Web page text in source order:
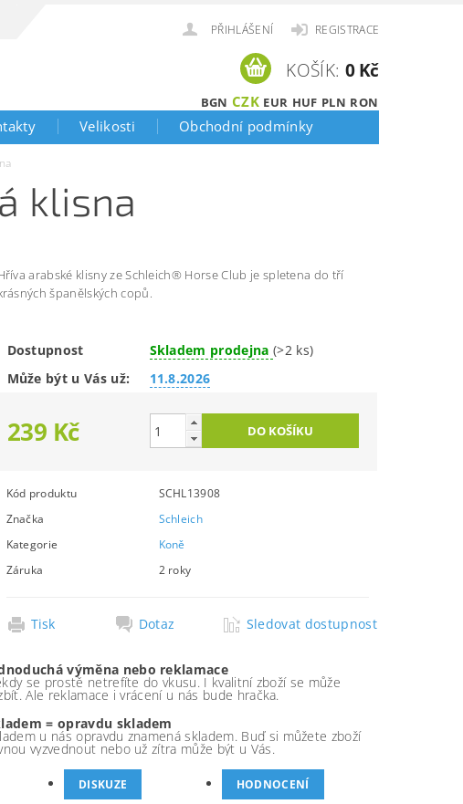
PŘIHLÁŠENÍ REGISTRACE
BGN CZK EUR HUF PLN RON
KOŠÍK: 0 Kč
Velikosti Obchodní podmínky
klisna
arabské klisny ze Schleich® Horse Club je spletena do tří
španělských copů.
Dostupnost Skladem prodejna (>2 ks)
Může být u Vás už:
11.8.2026
239 Kč
Kód produktu
SCHL13908
Značka
Schleich
Kategorie
Koně
Záruka
2 roky
Tisk Dotaz Sledovat dostupnost
výměna nebo reklamace
se prostě netrefíte do vkusu. I kvalitní zboží se může
Ale reklamace i vrácení u nás bude hračka.
= opravdu skladem
u nás opravdu znamená skladem. Buď si můžete zboží
vyzvednout nebo už zítra může být u Vás.
DISKUZE HODNOCENÍ